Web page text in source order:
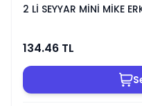
2 Lİ SEYYAR MİNİ MİKE
134.46 TL